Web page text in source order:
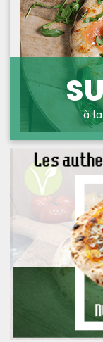
NOS PIZZAS
NOS SAVEURS
OFFRE PRIMA
OFFRE MEZZO
MENUS
NOS PATES
NOS
NOS PANINIS
NOS SALADES
NOS DESSERTS
PROTECTION
DONNÉES
à